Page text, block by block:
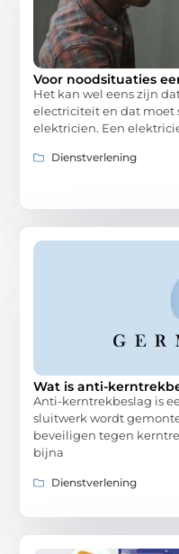
Voor noodsituaties
Het kan wel eens zijn
electriciteit en dat moet
elektricien. Een
Dienstverlening
Wat is anti-
Anti-kerntrekbeslag is
sluitwerk wordt
beveiligen tegen
bijna
Dienstverlening